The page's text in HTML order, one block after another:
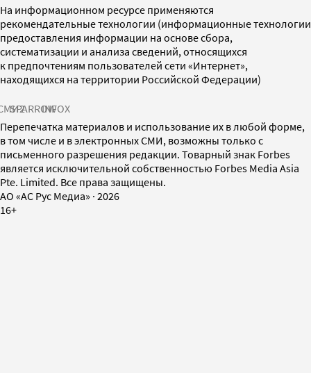
На информационном ресурсе применяются
рекомендательные технологии (информационные технологии
предоставления информации на основе сбора,
систематизации и анализа сведений, относящихся
к предпочтениям пользователей сети «Интернет»,
находящихся на территории Российской Федерации)
SPARROWINFOX
Перепечатка материалов и использование их в любой форме,
в том числе и в электронных СМИ, возможны только с
письменного разрешения редакции. Товарный знак Forbes
является исключительной собственностью Forbes Media Asia
Pte. Limited. Все права защищены.
AO «АС Рус Медиа» · 2026
16+